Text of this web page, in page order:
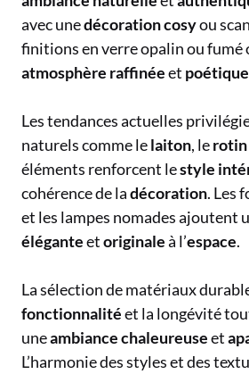
avec unedécorationcosyou
finitions en verre opalin ou fumé
atmosphère raffinéeet poétique
Les tendances actuelles
naturels comme lelaiton, lerotin
éléments renforcent lestyle
cohérence de ladécoration. Les
et les lampes nomades ajoutent
éléganteetoriginaleà l’espace.
La sélection de matériaux
fonctionnalitéet la longévité
uneambiancechaleureuseet
L’harmonie des styles et des